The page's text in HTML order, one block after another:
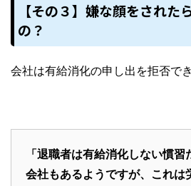
【その３】嫌な顔をされた
の？
会社は有給消化の申し出を拒否でき
「退職者は有給消化しない慣
会社もあるようですが、これは